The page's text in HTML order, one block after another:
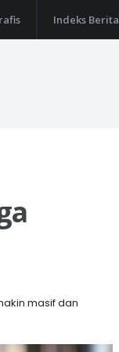
Indeks Berita
masif dan